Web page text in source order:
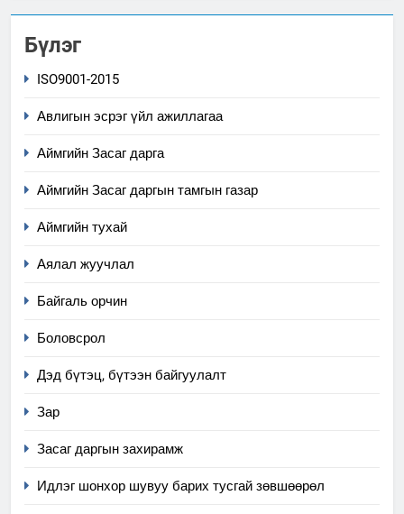
Бүлэг
ISO9001-2015
Авлигын эсрэг үйл ажиллагаа
Аймгийн Засаг дарга
Аймгийн Засаг даргын тамгын газар
Аймгийн тухай
Аялал жуучлал
Байгаль орчин
Боловсрол
Дэд бүтэц, бүтээн байгуулалт
Зар
Засаг даргын захирамж
Идлэг шонхор шувуу барих тусгай зөвшөөрөл